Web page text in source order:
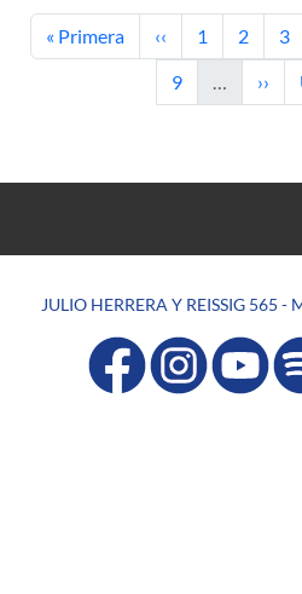
First page
« Primera Previous page
‹‹ Page
1 Page
2 3
Page
9 … Next
››
JULIO HERRERA Y REISSIG 565